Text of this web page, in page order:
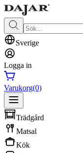
Sverige
Logga in
Varukorg(0)
Trädgård
Matsal
Kök